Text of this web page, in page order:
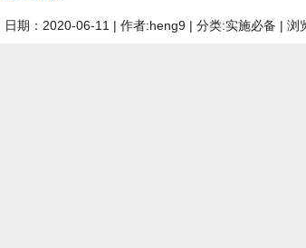
日期：2020-06-11 | 作者:heng9 | 分类:实施必备 | 浏